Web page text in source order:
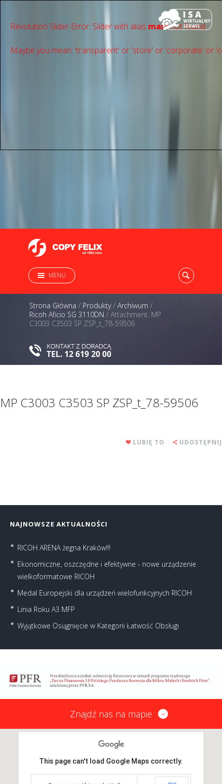
Revolution Slider Error: Slider with alias mainnot found.
Maybe you mean: 'transparent' or 'store' or 'сorporate' or
MENU
Strona Główna / Produkty/ Archiwum /
Ricoh Aficio SG 3110DN / Attachment: MP
C3003 C3503 SP ZSP_t_78-59506
MP C3003 C3503 SP ZSP_t_78-59506
LUBIĘ TO UDOSTĘPNIJ
NAJNOWSZE AKTUALNOŚCI
RICOH ARENA żegna Kraków!!!
Ekonomiczne, oszczędne i efektywne - nowe urządzenie
wielkoformatowe RICOH
Medal Europejski dla urządzeń wielofunkcyjnych RICOH
Linia Roku A3 MFP
Wyjątkowe Osiągnięcie w Kategorii Łatwość Obsługi
Znajdź nas na mapie
This page can't load Google Maps correctly.